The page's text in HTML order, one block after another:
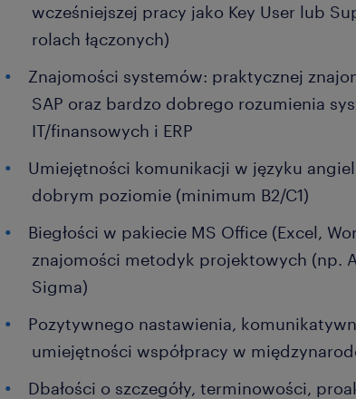
wcześniejszej pracy jako Key User lub
rolach łączonych)
Znajomości systemów: praktycznej
SAP oraz bardzo dobrego rozumienia
IT/finansowych i ERP
Umiejętności komunikacji w języku
dobrym poziomie (minimum B2/C1)
Biegłości w pakiecie MS Office (Excel,
znajomości metodyk projektowych (np.
Sigma)
Pozytywnego nastawienia,
umiejętności współpracy w
Dbałości o szczegóły, terminowości,